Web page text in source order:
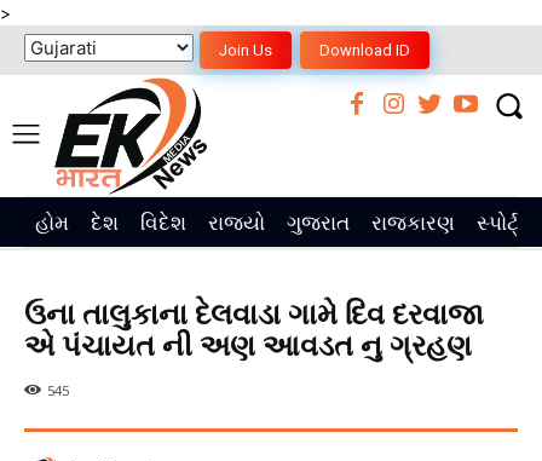
>
Join Us Download ID
હોમ દેશ વિદેશ રાજ્યો ગુજરાત રાજકારણ સ્પોર્ટ્સ
ઉના તાલુકાના દેલવાડા ગામે દિવ દરવાજા
એ પંચાયત ની અણ આવડત નુ ગ્રહણ
545